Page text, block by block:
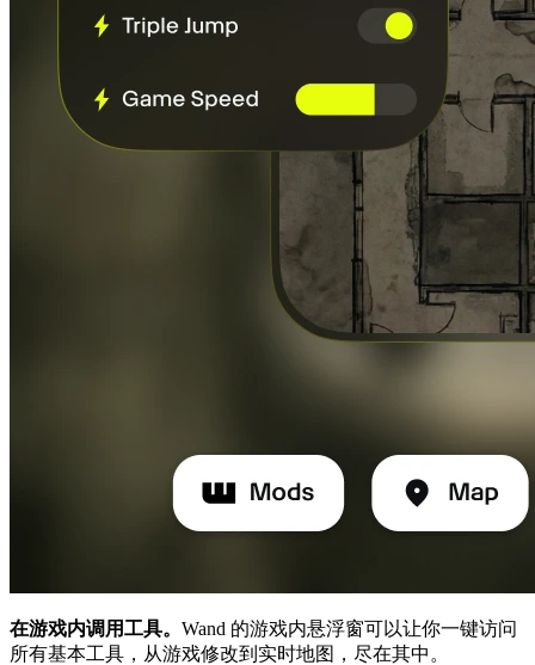
在游戏内调用工具。 Wand 的游戏内悬浮窗可以让你一键访问
所有基本工具，从游戏修改到实时地图，尽在其中。